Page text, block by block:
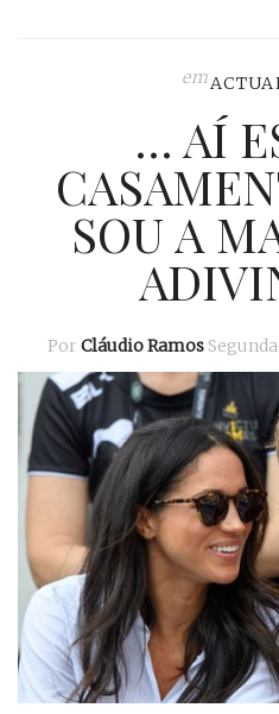
em
… AÍ
SOU A
Por Cláudio Ramos